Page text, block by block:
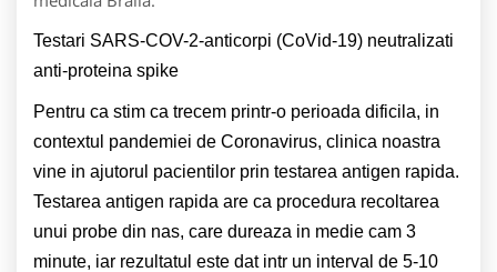
Testari SARS-COV-2-anticorpi (CoVid-19) neutralizati
anti-proteina spike
Pentru ca stim ca trecem printr-o perioada dificila, in
contextul pandemiei de Coronavirus, clinica noastra
vine in ajutorul pacientilor prin testarea antigen rapida.
Testarea antigen rapida are ca procedura recoltarea
unui probe din nas, care dureaza in medie cam 3
minute, iar rezultatul este dat intr un interval de 5-10